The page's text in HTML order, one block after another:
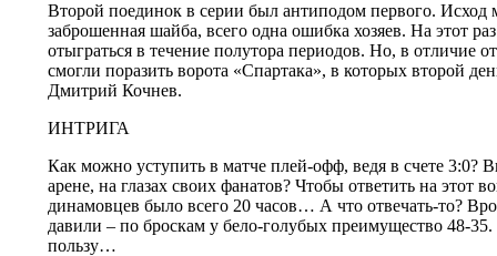
Второй поединок в серии был антиподом первого. Исход
заброшенная шайба, всего одна ошибка хозяев. На этот
отыграться в течение полутора периодов. Но, в отличие
смогли поразить ворота «Спартака», в которых второй
Дмитрий Кочнев.
ИНТРИГА
Как можно уступить в матче плей-офф, ведя в счете 3:0?
арене, на глазах своих фанатов? Чтобы ответить на этот
динамовцев было всего 20 часов… А что отвечать-то?
давили – по броскам у бело-голубых преимущество 48-
пользу…